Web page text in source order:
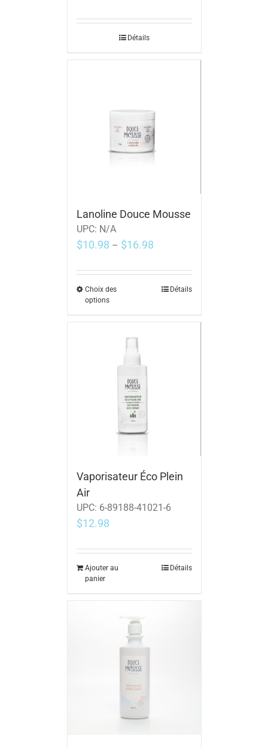
Détails
Lanoline Douce Mousse
UPC: N/A
$10.98 – $16.98
Choix des
options
Détails
Vaporisateur Éco Plein
Air
UPC: 6-89188-41021-6
$12.98
Ajouter au
panier
Détails